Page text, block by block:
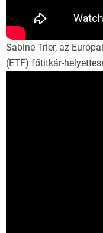
Sabine Trier, az
(ETF) főtitkár-